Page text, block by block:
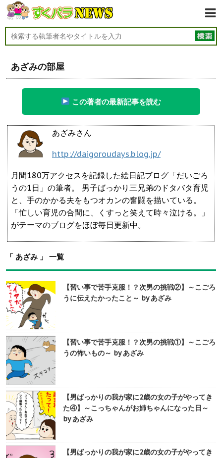
あざみの部屋
この著者の最新記事を読む
あざみさん
http://daigoroudays.blog.jp/
月間180万アクセスを記録した絵日記ブログ「だいごろ
うの1日」の筆者。 男子ばっかり三兄弟のドタバタ育児
と、手のかかる夫をもつオカンの奮闘を描いている。
「忙しい育児の合間に、くすっと笑えて時々泣ける。」
がテーマのブログをほぼ毎日更新中。
「 あざみ 」 一覧
【習い事で苦手克服！？次男の挑戦②】～こごろ
うに伝えたかったこと～ by あざみ
【習い事で苦手克服！？次男の挑戦①】～こごろ
うの怖いもの～ by あざみ
【男ばっかりの我が家に2歳の女の子がやってき
た④】～こっちゃんがお姉ちゃんになった日～
by あざみ
【男ばっかりの我が家に2歳の女の子がやってき